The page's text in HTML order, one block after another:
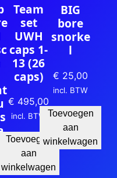
Team
set
UWH
caps 1-
13 (26
caps)
€ 495,00
incl. BTW
Toevoegen
aan
winkelwagen
BIG
bore
snorke
l
€ 25,00
incl. BTW
Toevoegen
aan
winkelwagen